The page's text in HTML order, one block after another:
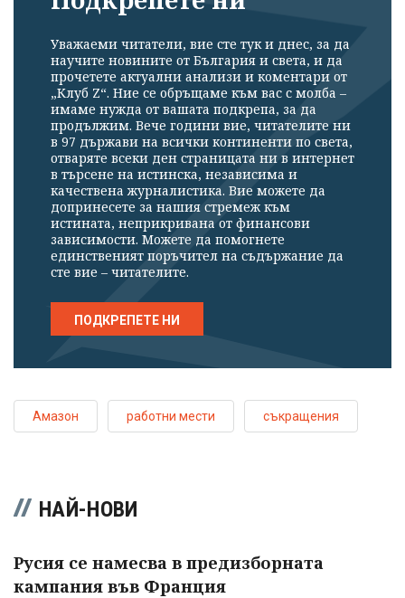
Уважаеми читатели, вие сте тук и днес, за да
научите новините от България и света, и да
прочетете актуални анализи и коментари от
„Клуб Z“. Ние се обръщаме към вас с молба –
имаме нужда от вашата подкрепа, за да
продължим. Вече години вие, читателите ни
в 97 държави на всички континенти по света,
отваряте всеки ден страницата ни в интернет
в търсене на истинска, независима и
качествена журналистика. Вие можете да
допринесете за нашия стремеж към
истината, неприкривана от финансови
зависимости. Можете да помогнете
единственият поръчител на съдържание да
сте вие – читателите.
ПОДКРЕПЕТЕ НИ
Амазон работни мести съкращения
НАЙ-НОВИ
Русия се намесва в предизборната
кампания във Франция